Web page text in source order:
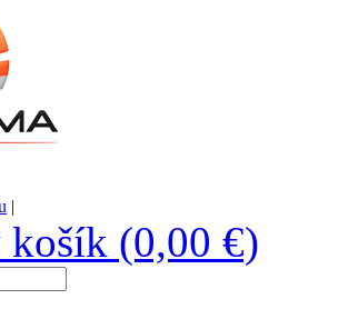
|
košík (0,00 €)